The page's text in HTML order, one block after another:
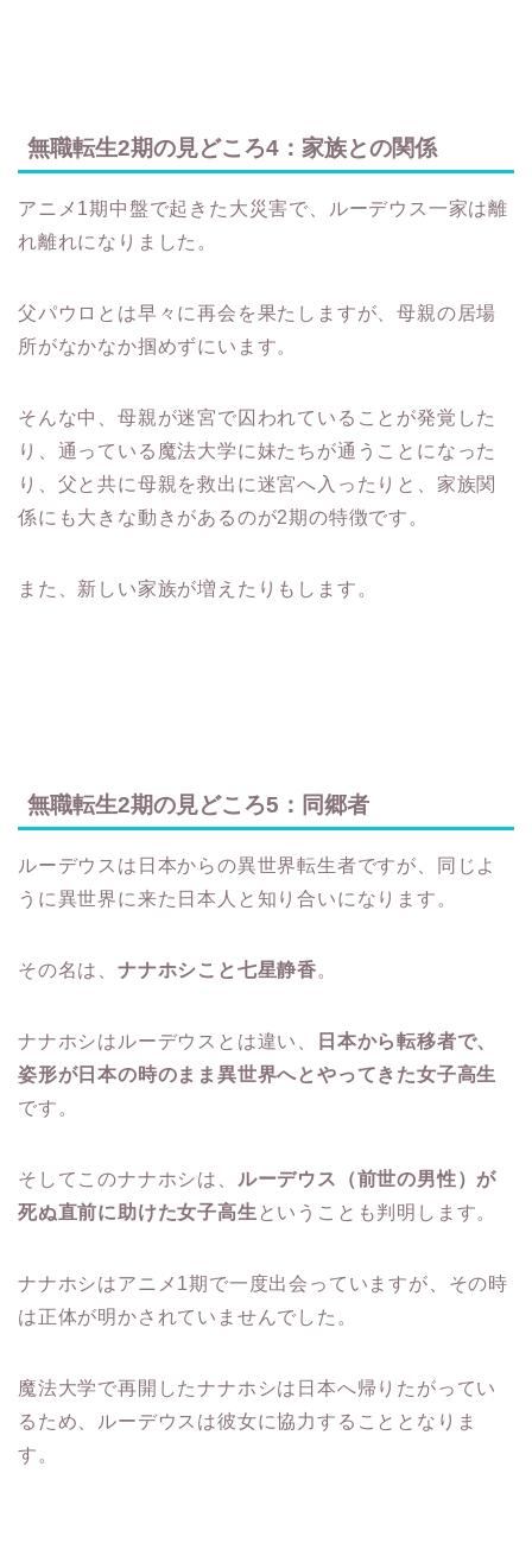
無職転生2期の見どころ4：家族との関係
アニメ1期中盤で起きた大災害で、ルーデウス一家は離
れ離れになりました。
父パウロとは早々に再会を果たしますが、母親の居場
所がなかなか掴めずにいます。
そんな中、母親が迷宮で囚われていることが発覚した
り、通っている魔法大学に妹たちが通うことになった
り、父と共に母親を救出に迷宮へ入ったりと、家族関
係にも大きな動きがあるのが2期の特徴です。
また、新しい家族が増えたりもします。
無職転生2期の見どころ5：同郷者
ルーデウスは日本からの異世界転生者ですが、同じよ
うに異世界に来た日本人と知り合いになります。
その名は、 ナナホシこと七星静香。
ナナホシはルーデウスとは違い、
日本から転移者で、
姿形が日本の時のまま異世界へとやってきた女子高生
です。
そしてこのナナホシは、 ルーデウス（前世の男性）が
死ぬ直前に助けた女子高生 ということも判明します。
ナナホシはアニメ1期で一度出会っていますが、その時
は正体が明かされていませんでした。
魔法大学で再開したナナホシは日本へ帰りたがってい
るため、ルーデウスは彼女に協力することとなりま
す。